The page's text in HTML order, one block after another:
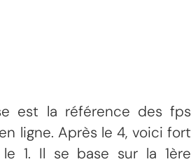
est la référence des fps
ligne. Après le 4, voici fort
le 1. Il se base sur la 1ère